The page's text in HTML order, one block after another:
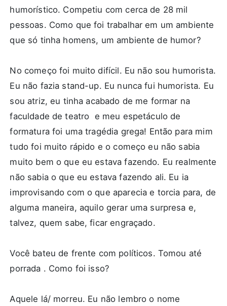
humorístico. Competiu com cerca de 28 mil
pessoas. Como que foi trabalhar em um ambiente
que só tinha homens, um ambiente de humor?
No começo foi muito difícil. Eu não sou humorista.
Eu não fazia stand-up. Eu nunca fui humorista. Eu
sou atriz, eu tinha acabado de me formar na
faculdade de teatro e meu espetáculo de
formatura foi uma tragédia grega! Então para mim
tudo foi muito rápido e o começo eu não sabia
muito bem o que eu estava fazendo. Eu realmente
não sabia o que eu estava fazendo ali. Eu ia
improvisando com o que aparecia e torcia para, de
alguma maneira, aquilo gerar uma surpresa e,
talvez, quem sabe, ficar engraçado.
Você bateu de frente com políticos. Tomou até
porrada . Como foi isso?
Aquele lá/ morreu. Eu não lembro o nome